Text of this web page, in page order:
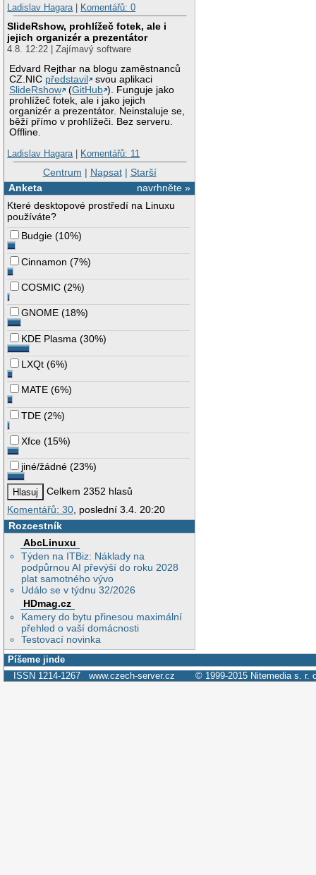
Ladislav Hagara| Komentářů: 0
SlideRshow, prohlížeč fotek, ale i
jejich organizér a prezentátor
4.8. 12:22 | Zajímavý software
Edvard Rejthar na blogu zaměstnanců
CZ.NIC představil
svou aplikaci
SlideRshow
(GitHub ). Funguje jako
prohlížeč fotek, ale i jako jejich
organizér a prezentátor. Neinstaluje se,
běží přímo v prohlížeči. Bez serveru.
Offline.
Ladislav Hagara| Komentářů: 11
Centrum | Napsat| Starší
navrhněte »
Anketa
Které desktopové prostředí na Linuxu
používáte?
Budgie (10%)
Cinnamon (7%)
COSMIC (2%)
GNOME (18%)
KDE Plasma (30%)
LXQt (6%)
MATE (6%)
TDE (2%)
Xfce (15%)
jiné/žádné (23%)
Celkem 2352 hlasů
Komentářů: 30 , poslední 3.4. 20:20
Rozcestník
AbcLinuxu
Týden na ITBiz: Náklady na
podpůrnou AI převýší do roku 2028
plat samotného vývo
Událo se v týdnu 32/2026
HDmag.cz
Kamery do bytu přinesou maximální
přehled o vaší domácnosti
Testovací novinka
Píšeme jinde
ISSN 1214-1267 www.czech-server.cz © 1999-2015 Nitemedia s. r.